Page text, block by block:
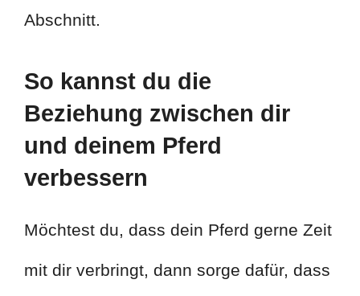
Abschnitt.
So kannst du die
Beziehung zwischen dir
und deinem Pferd
verbessern
Möchtest du, dass dein Pferd gerne Zeit
mit dir verbringt, dann sorge dafür, dass